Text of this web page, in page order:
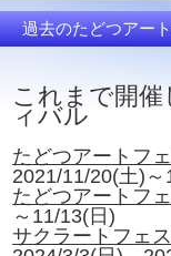
過去のたどつアー
これまで開
ィバル
たどつアートフ
2021/11/20(土)～
たどつアートフ
～11/13(日)
サクラートフェ